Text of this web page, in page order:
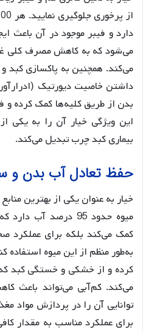
دارد و فیبر موجود در آن باعث
می‌شود که به کاهش مصرف کلی
می‌کند. همچنین به پاکسازی کبد
داشتن خاصیت دیورتیک
بدن از طریق کلیه‌ها کمک کرده و
این ویژگی خیار آن را به یکی از
بیماری کبد چرب تبدیل می‌کند.
حفظ تعادل آب بدن و
خیار به عنوان یکی از بهترین
میوه حدود 95 درصد
کمک می‌کند بلکه برای عملکرد
به‌طور منظم از این میوه
کرده و از خشکی و خستگی کبد
می‌کند. کم‌آبی می‌تواند باعث
توانایی آن را در پردازش مواد
برای عملکرد مناسب به مقدار